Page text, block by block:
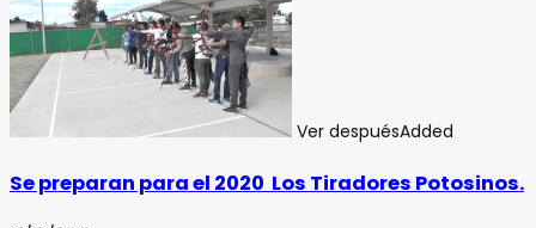
Ver despuésAdded
Se preparan para el 2020 Los Tiradores Potosinos.